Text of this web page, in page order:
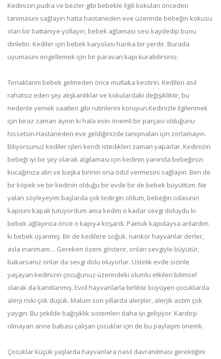
Kedinizin pudra ve bezler gibi bebekle ilgili kokuları önceden
tanımasını sağlayın hatta hastaneden eve üzerinde bebeğin kokusu
olan bir battaniye yollayın, bebek ağlaması sesi kaydedip bunu
dinletin. Kediler için bebek karyolası harika bir yerdir. Burada
uyumasını engellemek için bir paravan kapı kurabilirsiniz.
Tırnaklarını bebek gelmeden önce mutlaka kestirin. Kedileri asıl
rahatsız eden şey alışkanlıklar ve kokulardaki değişikliktir, bu
nedenle yemek saatleri gibi rutinlerini koruyun.Kedinizle ilgilenmek
için biraz zaman ayırın ki hala evin önemli bir parçası olduğunu
hissetsin.Hastaneden eve geldiğinizde tanışmaları için zorlamayın.
Biliyorsunuz kediler işleri kendi istedikleri zaman yaparlar. Kedinizin
bebeği iyi bir şey olarak algılaması için kedinin yanında bebeğinizi
kucağınıza alın ve başka birinin ona ödül vermesini sağlayın. Ben de
bir köpek ve bir kedinin olduğu bir evde bir de bebek büyüttüm. Ne
yalan söyleyeyim başlarda çok tedirgin oldum, bebeğin odasının
kapısını kapalı tutuyordum ama kedim o kadar sevgi doluydu ki
bebek ağlayınca önce o kapıya koşardı. Pamuk kapıdaysa anlardım
ki bebek uyanmış. Bir de kedilere soğuk, nankör hayvanlar derler,
asla inanmam… Gereken özeni gösterir, onları sevgiyle büyütür,
bakarsanız onlar da sevgi dolu oluyorlar. Üstelik evde sizinle
yaşayan kedinizin çocuğunuz üzerindeki olumlu etkileri bilimsel
olarak da kanıtlanmış. Evcil hayvanlarla birlikte büyüyen çocuklarda
alerji riski çok düşük. Malum son yıllarda alerjiler, alerjik astım çok
yaygın. Bu şekilde bağışıklık sistemleri daha iyi gelişiyor. Kardeşi
olmayan anne babası çalışan çocuklar için de bu paylaşım önemli.
Çocuklar küçük yaşlarda hayvanlara nasıl davranılması gerektiğini